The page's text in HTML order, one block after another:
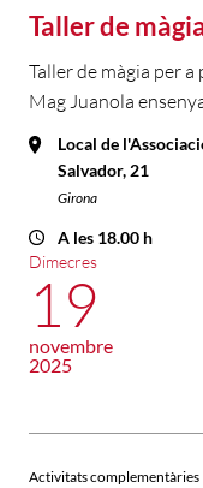
Taller de
Taller de màgia per
Mag Juanola
Local de
Salvador, 21
Girona
A les 18.00 h
Dimecres
19
novembre
2025
Activitats complementàries